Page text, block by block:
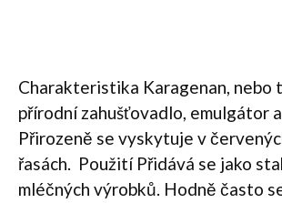
Charakteristika Karagenan, nebo
přírodní zahušťovadlo, emulgátor
Přirozeně se vyskytuje v
řasách. Použití Přidává se jako
mléčných výrobků. Hodně často